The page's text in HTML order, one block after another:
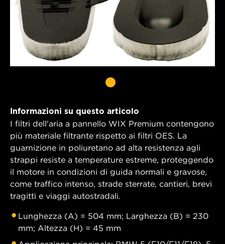
Informazioni su questo articolo
I filtri dell'aria a pannello WIX Premium contengono
più materiale filtrante rispetto ai filtri OES. La
guarnizione in poliuretano ad alta resistenza agli
strappi resiste a temperature estreme, proteggendo
il motore in condizioni di guida normali e gravose,
come traffico intenso, strade sterrate, cantieri, brevi
tragitti e viaggi autostradali.
Lunghezza (A) = 504 mm; Larghezza (B) = 230
mm; Altezza (H) = 45 mm